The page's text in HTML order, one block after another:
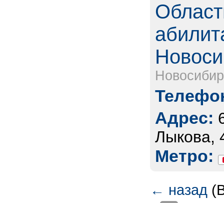
Адрес:
Лыкова,
Метро:
← назад